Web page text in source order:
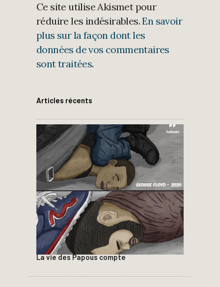
Ce site utilise Akismet pour
réduire les indésirables.En savoir
plus sur la façon dont les
données de vos commentaires
sont traitées.
Articles récents
La vie des Papous compte